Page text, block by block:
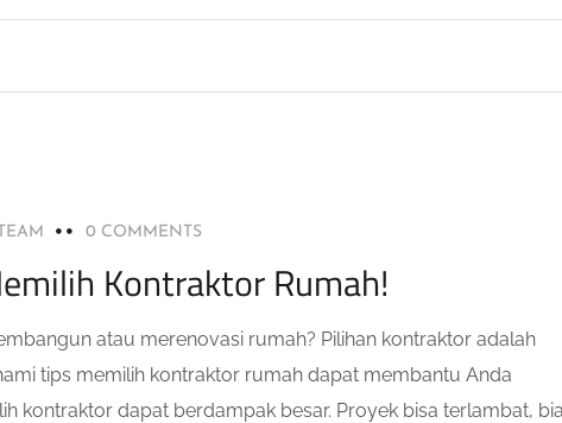
0 COMMENTS
Kontraktor Rumah!
atau merenovasi rumah? Pilihan kontraktor adalah
tips memilih kontraktor rumah dapat membantu Anda
kontraktor dapat berdampak besar. Proyek bisa terlambat,